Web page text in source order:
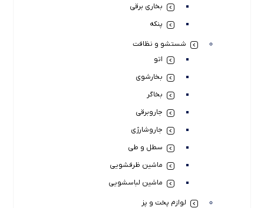
بخاری برقی
پنکه
شستشو و نظافت
اتو
بخارشوی
بخاگر
جاروبرقی
جاروشارژی
سطل و طی
ماشین ظرفشویی
ماشین لباسشویی
لوازم پخت و پز